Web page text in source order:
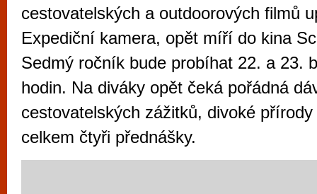
cestovatelských a outdoorových filmů
Expediční kamera, opět míří do kina
Sedmý ročník bude probíhat 22. a 23.
hodin. Na diváky opět čeká pořádná
cestovatelských zážitků, divoké
celkem čtyři přednášky.
Brno je
zajímavé
restaurace,
Mimo jiné je ale také místem, kde si
vyzkoušet různé kasinové hry. V
metropoli naleznete širokou nabídku her
po moderní automaty jak pro pravidelné
příležitostné hráče. V...